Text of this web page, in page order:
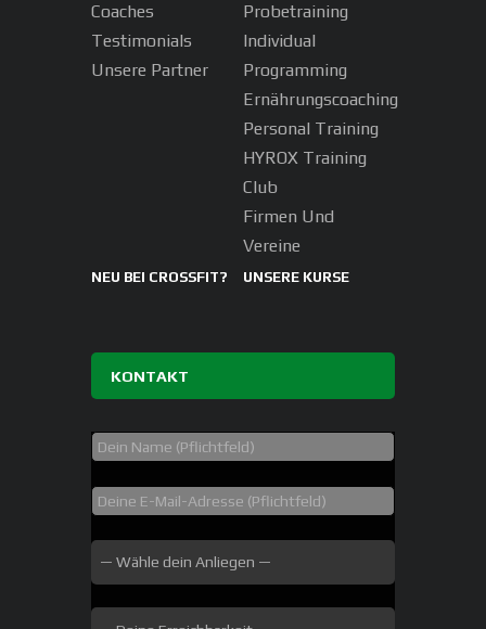
Coaches
Testimonials
Unsere Partner
Probetraining
Individual
Programming
Ernährungscoaching
Personal Training
HYROX Training
Club
Firmen Und
Vereine
NEU BEI CROSSFIT? UNSERE KURSE
KONTAKT